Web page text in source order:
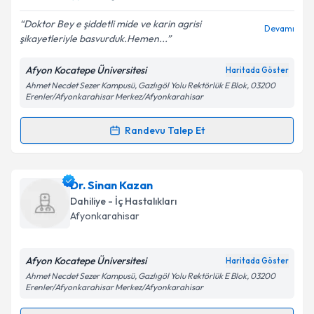
Kişisel verilerimin işlenmesine ilişkin
Aydınlatma
Metni'ni okudum ve kişisel verilerimin belirtilen
kapsamda işlenmesini kabul ediyorum.
Takvim Talebini Gönder
Doktor Bey e şiddetli mide ve karin agrisi
şikayetleriyle basvurduk.Hemen...
Devamı
Afyon Kocatepe Üniversitesi Haritada Göster
Ahmet Necdet Sezer Kampusü, Gazlıgöl Yolu Rektörlük E Blok, 03200
Erenler/Afyonkarahisar Merkez/Afyonkarahisar
Randevu Talep Et
Randevu Takvimi Talebi
Dr. Akif Acayiçin randevu takvimi talebi oluşturun.
Size bu uzmandan randevu almanız için bir takvim
hazırlandığında e-posta ile bilgilendireceğiz.
Kişisel verilerimin işlenmesine ilişkinAydınlatma
Dr. Sinan Kazan
Dahiliye - İç Hastalıkları
Afyonkarahisar
Afyon Kocatepe Üniversitesi Haritada Göster
Ahmet Necdet Sezer Kampusü, Gazlıgöl Yolu Rektörlük E Blok, 03200
Erenler/Afyonkarahisar Merkez/Afyonkarahisar